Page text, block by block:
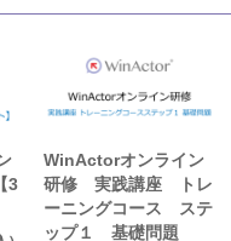
3
WinActorオンライン
研修 実践講座 トレ
ーニングコース ステ
ップ１ 基礎問題